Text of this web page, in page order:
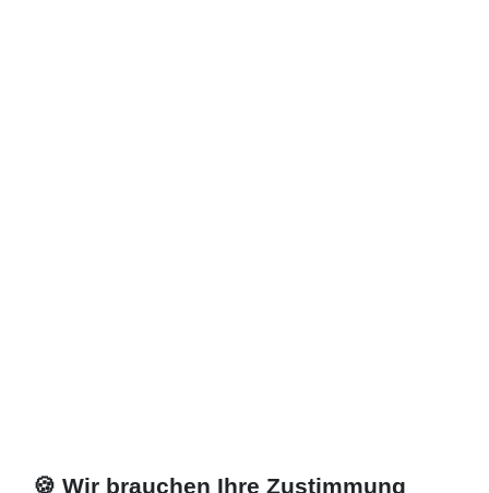
🍪 Wir brauchen Ihre Zustimmung